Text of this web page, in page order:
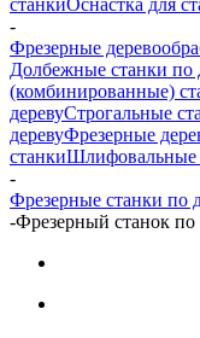
-
Фрезерные
Долбежные станки по
(комбинированные)
деревуСтрогальные
деревуФрезерные
станкиШлифовальные
-
Фрезерные станки по
-Фрезерный станок по